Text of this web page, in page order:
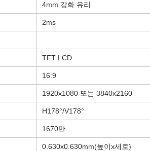
4mm 강화 유리
2ms
TFT LCD
16:9
1920x1080 또는 3840x2160
H178°/V178°
1670만
0.630x0.630mm(높이x세로)